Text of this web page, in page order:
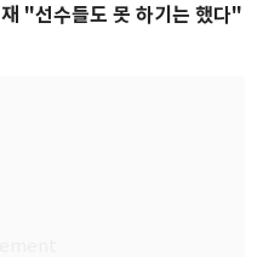
재 "선수들도 못 하기는 했다"